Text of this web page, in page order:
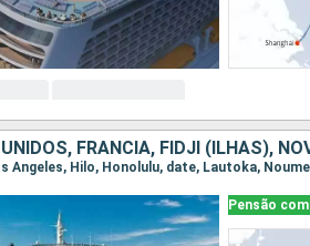
FRANCIA, FIDJI (ILHAS),
Angeles, Hilo, Honolulu, date, Lautoka,
Pensão